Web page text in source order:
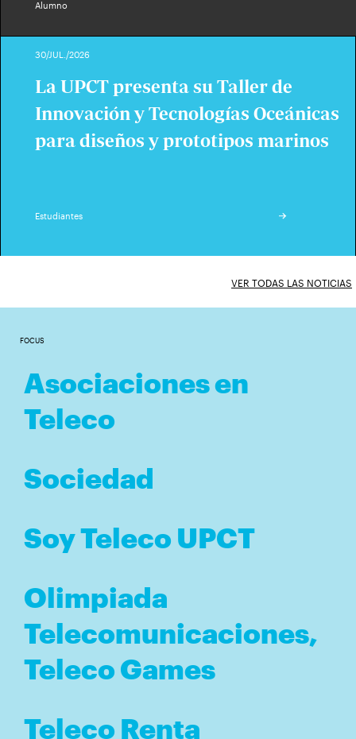
Alumno
30/JUL./2026
La UPCT presenta su Taller de
Innovación y Tecnologías Oceánicas
para diseños y prototipos marinos
Estudiantes
VER TODAS LAS NOTICIAS
FOCUS
Asociaciones en
Teleco
Sociedad
Soy Teleco UPCT
Olimpiada
Telecomunicaciones,
Teleco Games
Teleco Renta